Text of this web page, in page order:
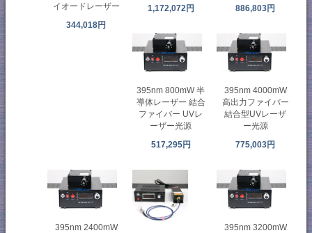
イオードレーザー
344,018円
1,172,072円
886,803円
395nm 800mW 半
導体レーザー 結合
ファイバー UVレ
ーザー光源
517,295円
395nm 4000mW
高出力ファイバー
結合型UVレーザ
ー光源
775,003円
395nm 2400mW
395nm 3200mW